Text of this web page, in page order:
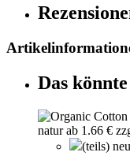
Das
(teils)